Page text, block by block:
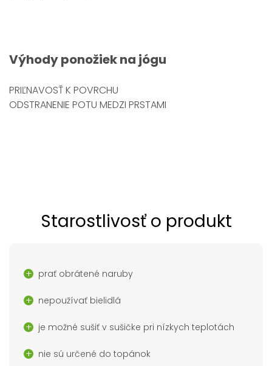
Výhodyponožiek na jógu
PRIĽNAVOSŤ K POVRCHU
ODSTRANENIE POTU MEDZI PRSTAMI
Starostlivosť o produkt
prať obrátené naruby
nepoužívať bielidlá
je možné sušiť v sušičke pri nízkych teplotách
nie sú určené do topánok